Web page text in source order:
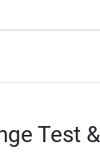
Test